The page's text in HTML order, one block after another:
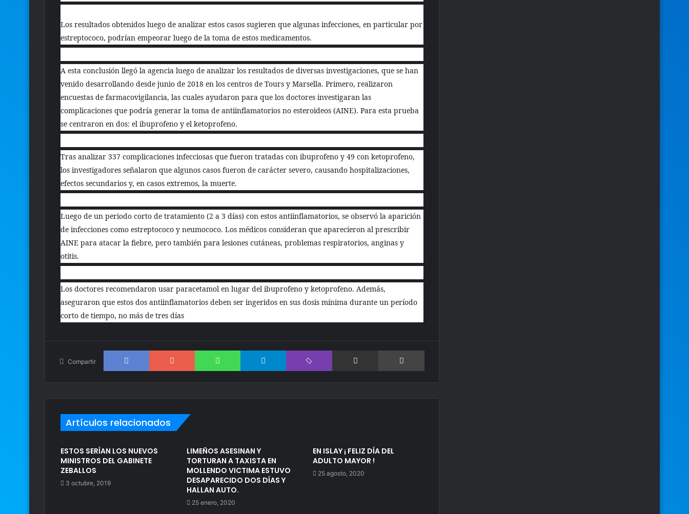
Los resultados obtenidos luego de analizar estos casos sugieren que algunas infecciones, en particular por
estreptococo, podrían empeorar luego de la toma de estos medicamentos.
A esta conclusión llegó la agencia luego de analizar los resultados de diversas investigaciones, que se han
venido desarrollando desde junio de 2018 en los centros de Tours y Marsella. Primero, realizaron
encuestas de farmacovigilancia, las cuales ayudaron para que los doctores investigaran las
complicaciones que podría generar la toma de antiinflamatorios no esteroideos (AINE). Para esta prueba
se centraron en dos: el ibuprofeno y el ketoprofeno.
Tras analizar 337 complicaciones infecciosas que fueron tratadas con ibuprofeno y 49 con ketoprofeno,
los investigadores señalaron que algunos casos fueron de carácter severo, causando hospitalizaciones,
efectos secundarios y, en casos extremos, la muerte.
Luego de un periodo corto de tratamiento (2 a 3 días) con estos antiinflamatorios, se observó la aparición
de infecciones como estreptococo y neumococo. Los médicos consideran que aparecieron al prescribir
AINE para atacar la fiebre, pero también para lesiones cutáneas, problemas respiratorios, anginas y
otitis.
Los doctores recomendaron usar paracetamol en lugar del ibuprofeno y ketoprofeno. Además,
aseguraron que estos dos antiinflamatorios deben ser ingeridos en sus dosis mínima durante un período
corto de tiempo, no más de tres días
Compartir
Facebook Google+ WhatsApp Telegram Viber Compartir via correo electrónico Impresión
Artículos relacionados
ESTOS SERÍAN LOS NUEVOS
MINISTROS DEL GABINETE
ZEBALLOS
3 octubre, 2019
LIMEÑOS ASESINAN Y
TORTURAN A TAXISTA EN
MOLLENDO VICTIMA ESTUVO
DESAPARECIDO DOS DÍAS Y
HALLAN AUTO.
25 enero, 2020
EN ISLAY ¡ FELIZ DÍA DEL
ADULTO MAYOR !
25 agosto, 2020